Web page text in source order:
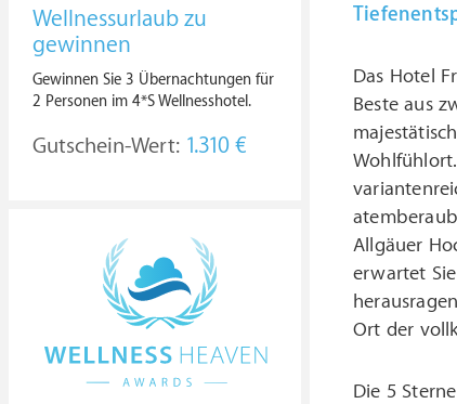
Das Hotel
Beste aus
Allgäuer
erwartet
Ort der
Die 5
Wellnessurlaub zu
gewinnen
Gewinnen Sie 3 Übernachtungen für
2 Personen im 4*S Wellnesshotel.
Gutschein-Wert: 1.310 €